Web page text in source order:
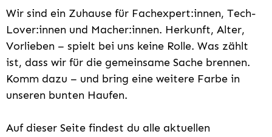
Wir sind ein Zuhause für Fachexpert:innen, Tech-
Lover:innen und Macher:innen. Herkunft, Alter,
Vorlieben – spielt bei uns keine Rolle. Was zählt
ist, dass wir für die gemeinsame Sache brennen.
Komm dazu – und bring eine weitere Farbe in
unseren bunten Haufen.
Auf dieser Seite findest du alle aktuellen